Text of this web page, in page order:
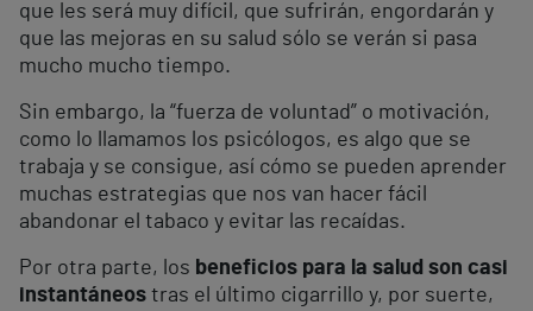
que les será muy difícil, que sufrirán, engordarán y
que las mejoras en su salud sólo se verán si pasa
mucho mucho tiempo.
Sin embargo, la “fuerza de voluntad” o motivación,
como lo llamamos los psicólogos, es algo que se
trabaja y se consigue, así cómo se pueden aprender
muchas estrategias que nos van hacer fácil
abandonar el tabaco y evitar las recaídas.
Por otra parte, los beneficios para la salud son casi
instantáneos tras el último cigarrillo y, por suerte,